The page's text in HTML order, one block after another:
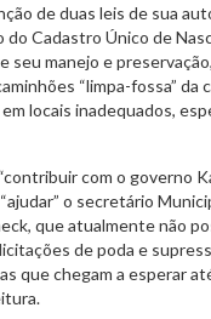
de duas leis de sua
do Cadastro Único de
seu manejo e
“limpa-fossa” da
locais inadequados,
com o governo
o secretário
que atualmente não
de poda e
que chegam a esperar